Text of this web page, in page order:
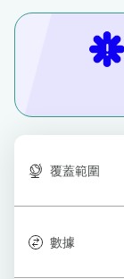
覆蓋範圍
數據